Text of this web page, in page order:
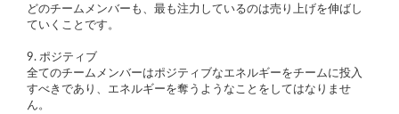
どのチームメンバーも、最も注力しているのは売り上げを伸ばし
ていくことです。
9. ポジティブ
全てのチームメンバーはポジティブなエネルギーをチームに投入
すべきであり、エネルギーを奪うようなことをしてはなりませ
ん。